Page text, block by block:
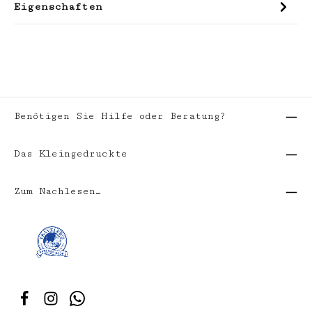
Eigenschaften
Benötigen Sie Hilfe oder Beratung?
Das Kleingedruckte
Zum Nachlesen…